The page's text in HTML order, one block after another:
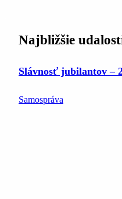
Najbližšie
Slávnosť jubilantov –
Samospráva